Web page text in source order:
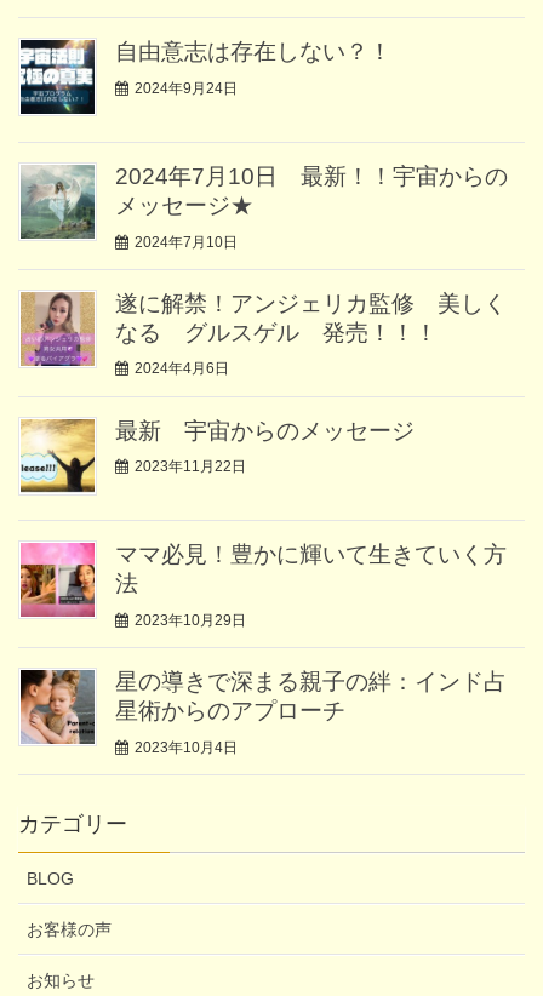
自由意志は存在しない？！
2024年9月24日
2024年7月10日 最新！！宇宙からの
メッセージ★
2024年7月10日
遂に解禁！アンジェリカ監修 美しく
なる グルスゲル 発売！！！
2024年4月6日
最新 宇宙からのメッセージ
2023年11月22日
ママ必見！豊かに輝いて生きていく方
法
2023年10月29日
星の導きで深まる親子の絆：インド占
星術からのアプローチ
2023年10月4日
カテゴリー
BLOG
お客様の声
お知らせ